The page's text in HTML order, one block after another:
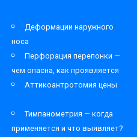
Деформации наружного
носа
Перфорация перепонки —
чем опасна, как проявляется
Аттикоантротомия цены
Тимпанометрия — когда
применяется и что выявляет?